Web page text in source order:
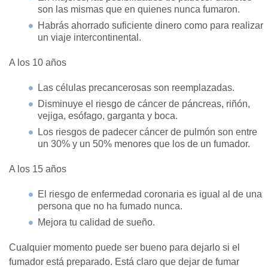
son las mismas que en quienes nunca fumaron.
Habrás ahorrado suficiente dinero como para realizar
un viaje intercontinental.
A los 10 años
Las células precancerosas son reemplazadas.
Disminuye el riesgo de cáncer de páncreas, riñón,
vejiga, esófago, garganta y boca.
Los riesgos de padecer cáncer de pulmón son entre
un 30% y un 50% menores que los de un fumador.
A los 15 años
El riesgo de enfermedad coronaria es igual al de una
persona que no ha fumado nunca.
Mejora tu calidad de sueño.
Cualquier momento puede ser bueno para dejarlo si el
fumador está preparado. Está claro que dejar de fumar